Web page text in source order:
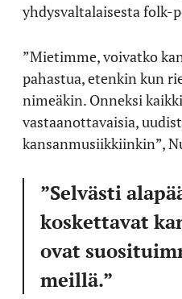
yhdysvaltalaisesta folk-
”Mietimme, voivatko
pahastua, etenkin kun
nimeäkin. Onneksi
vastaanottavaisia,
kansanmusiikkiinkin”,
”Selvästi
koskettavat
ovat
meillä.”